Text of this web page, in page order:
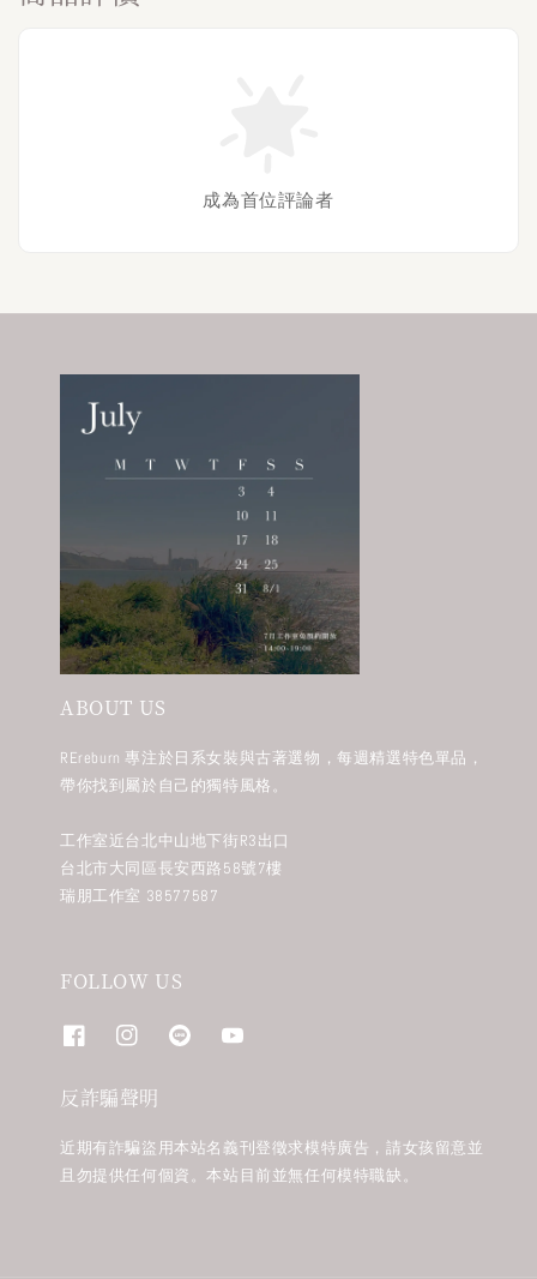
成為首位評論者
ABOUT US
REreburn 專注於日系女裝與古著選物，每週精選特色單品，
帶你找到屬於自己的獨特風格。
工作室近台北中山地下街R3出口
台北市大同區長安西路58號7樓
瑞朋工作室 38577587
FOLLOW US
反詐騙聲明
近期有詐騙盜用本站名義刊登徵求模特廣告，請女孩留意並
且勿提供任何個資。本站目前並無任何模特職缺。